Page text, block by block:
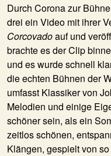
Durch Corona zur
drei ein Video mit ihrer
Corcovadoauf und
brachte es der Clip
und es wurde schnell
die echten Bühnen der
umfasst Klassiker von
Melodien und einige
schöner sein, als ein
zeitlos schönen,
Klängen, gespielt von